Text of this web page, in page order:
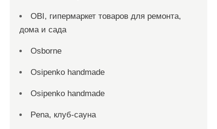
OBI, гипермаркет товаров для ремонта,
дома и сада
Osborne
Osipenko handmade
Osipenko handmade
Pena, клуб-сауна